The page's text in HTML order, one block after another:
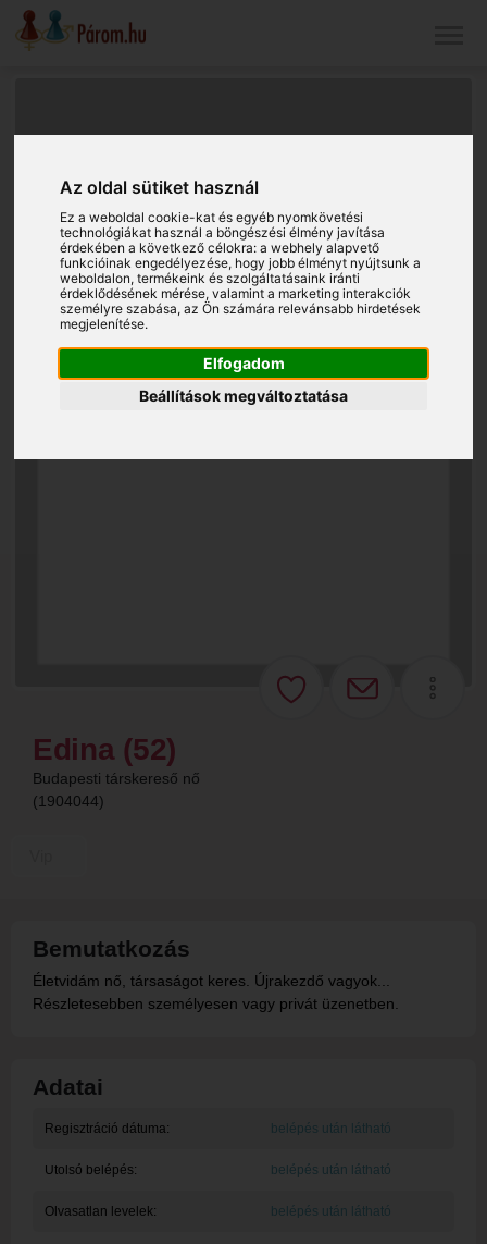
Az oldal sütiket használ
Ez a weboldal cookie-kat és egyéb nyomkövetési
technológiákat használ a böngészési élmény javítása
érdekében a következő célokra:a webhely alapvető
funkcióinak engedélyezése, hogy jobb élményt nyújtsunk a
weboldalon,termékeink és szolgáltatásaink iránti
érdeklődésének mérése, valamint a marketing interakciók
személyre szabása,az Ön számára relevánsabb hirdetések
megjelenítése.
Elfogadom
Beállítások megváltoztatása
Edina (52)
Budapesti társkereső nő
(1904044)
Bemutatkozás
Életvidám nő, társaságot keres. Újrakezdő vagyok...
Részletesebben személyesen vagy privát üzenetben.
Adatai
Regisztráció dátuma: belépés után látható
Utolsó belépés: belépés után látható
Olvasatlan levelek: belépés után látható